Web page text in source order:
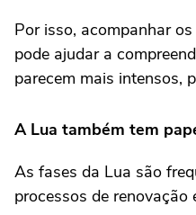
Por isso, acompanhar
pode ajudar a
parecem mais intensos,
A Lua também tem
As fases da Lua são
processos de renovação